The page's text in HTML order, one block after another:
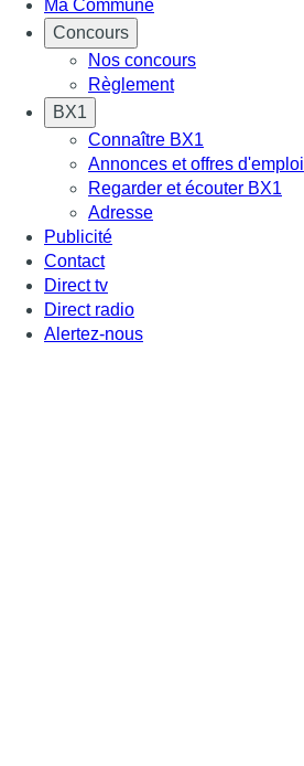
Ma Commune
Concours
Nos concours
Règlement
BX1
Connaître BX1
Annonces et offres d'emploi
Regarder et écouter BX1
Adresse
Publicité
Contact
Direct tv
Direct radio
Alertez-nous